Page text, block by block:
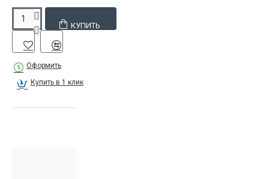
КУПИТЬ
Оформить
Купить в 1 клик